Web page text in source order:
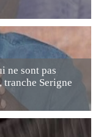
ne sont pas
tranche Serigne